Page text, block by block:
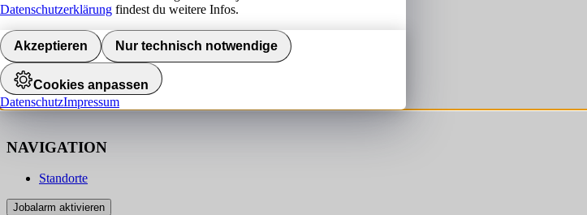
NAVIGATION
Standorte
Jobalarm aktivieren
Datenschutzerklärung findest du weitere Infos.
Akzeptieren Nur technisch notwendige
Cookies anpassen
DatenschutzImpressum